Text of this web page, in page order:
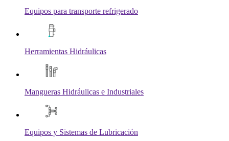
Equipos para transporte refrigerado
Herramientas Hidráulicas
Mangueras Hidráulicas e Industriales
Equipos y Sistemas de Lubricación